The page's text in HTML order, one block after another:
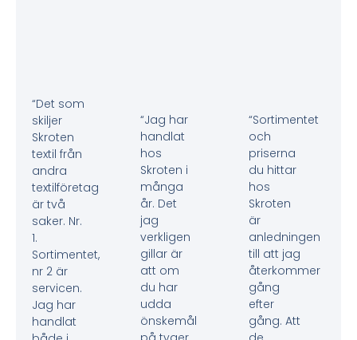
“Det som
skiljer
Skroten
textil från
andra
textilföretag
är två
saker. Nr.
1.
Sortimentet,
nr 2 är
servicen.
Jag har
handlat
“Jag har
handlat
hos
Skroten i
många
år. Det
jag
verkligen
gillar är
att om
du har
udda
önskemål
“Sortimentet
och
priserna
du hittar
hos
Skroten
är
anledningen
till att jag
återkommer
gång
efter
gång. Att